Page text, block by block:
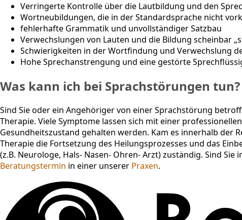
Verringerte Kontrolle über die Lautbildung und den
Wortneubildungen, die in der Standardsprache nicht
fehlerhafte Grammatik und unvollständiger Satzbau
Verwechslungen von Lauten und die Bildung scheinbar
Schwierigkeiten in der Wortfindung und Verwechslung
Hohe Sprechanstrengung und eine gestörte
Was kann ich bei Sprachstörungen tun?
Sind Sie oder ein Angehöriger von einer Sprachstörung
Therapie. Viele Symptome lassen sich mit einer
Gesundheitszustand gehalten werden. Kam es innerhalb der
Therapie die Fortsetzung des Heilungsprozesses und das
(z.B. Neurologe, Hals- Nasen- Ohren- Arzt) zuständig. Sind
Beratungstermin in einer unserer Praxen.